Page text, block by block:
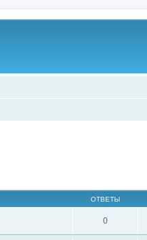
ОТВЕТЫ
0